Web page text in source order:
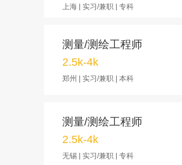
上海 | 实习/兼职 | 专科
测量/测绘工程师
2.5k-4k
郑州 | 实习/兼职 | 本科
测量/测绘工程师
2.5k-4k
无锡 | 实习/兼职 | 专科